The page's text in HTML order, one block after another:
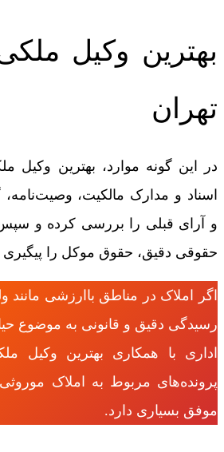
بهترین وکیل
تهران
در این گونه موارد، بهترین وکیل
اسناد و مدارک مالکیت،
و آرای قبلی را بررسی کرده و
حقوقی دقیق، حقوق موکل را
اگر املاک در مناطق باارزشی مانند
رسیدگی دقیق و قانونی به موضوع
اداری با همکاری بهترین وکیل
پرونده‌های مربوط به املاک
موفق بسیاری دارد.